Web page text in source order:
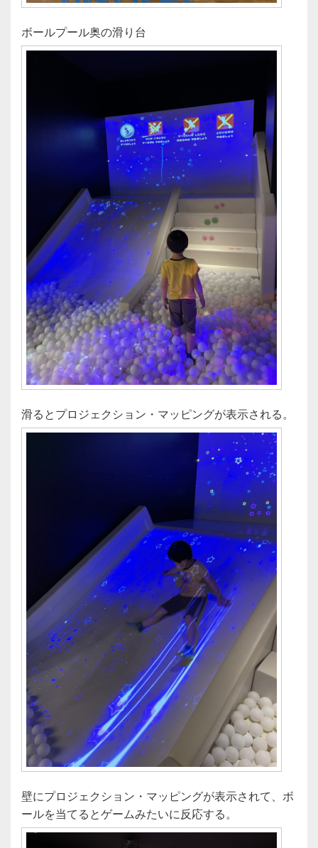
ボールプール奥の滑り台
滑るとプロジェクション・マッピングが表示される。
壁にプロジェクション・マッピングが表示されて、ボ
ールを当てるとゲームみたいに反応する。